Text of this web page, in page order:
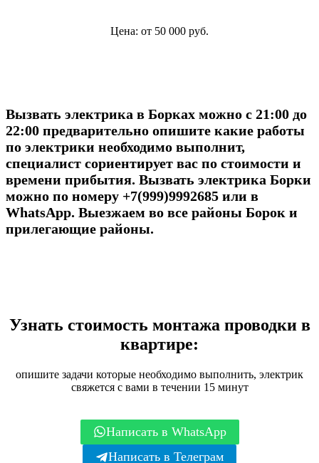
Цена: от 50 000 руб.
Вызвать электрика в Борках можно с 21:00 до
22:00 предварительно опишите какие работы
по электрики необходимо выполнит,
специалист сориентирует вас по стоимости и
времени прибытия. Вызвать электрика Борки
можно по номеру +7(999)9992685 или в
WhatsApp. Выезжаем во все районы Борок и
прилегающие районы.
Узнать стоимость монтажа проводки в
квартире:
опишите задачи которые необходимо выполнить, электрик
свяжется с вами в течении 15 минут
Написать в WhatsApp
Написать в Телеграм